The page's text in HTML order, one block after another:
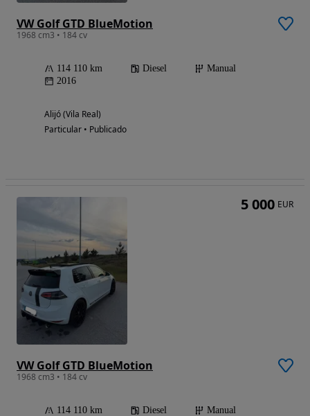
VW Golf GTD BlueMotion
1968 cm3 • 184 cv
114 110 km Diesel
Manual
2016
Alijó (Vila Real)
Particular • Publicado
VW Golf GTD BlueMotion
1968 cm3 • 184 cv
114 110 km Diesel
Manual
5 000 EUR